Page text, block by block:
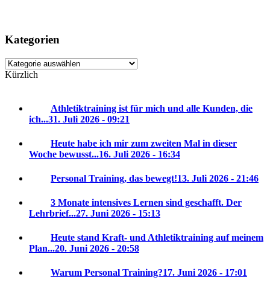
Kategorien
Kategorien
Kürzlich
Athletiktraining ist für mich und alle Kunden, die
ich...31. Juli 2026 - 09:21
Heute habe ich mir zum zweiten Mal in dieser
Woche bewusst...16. Juli 2026 - 16:34
Personal Training, das bewegt!13. Juli 2026 - 21:46
3 Monate intensives Lernen sind geschafft. Der
Lehrbrief...27. Juni 2026 - 15:13
Heute stand Kraft- und Athletiktraining auf meinem
Plan...20. Juni 2026 - 20:58
Warum Personal Training?17. Juni 2026 - 17:01